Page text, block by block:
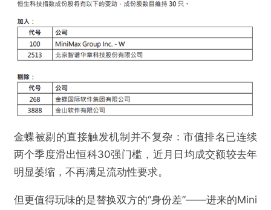
金蝶被剔的直接触发机制并不复杂：市值排名已连续
两个季度滑出恒科30强门槛，近月日均成交额较去年
明显萎缩，不再满足流动性要求。
但更值得玩味的是替换双方的“身份差”——进来的Mini